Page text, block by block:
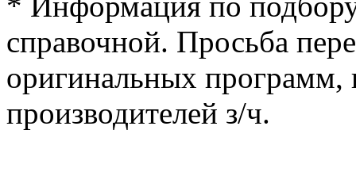
справочной. Просьба
оригинальных программ,
производителей з/ч.